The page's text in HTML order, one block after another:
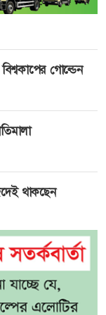
গোল্ডেন
থাকছেন